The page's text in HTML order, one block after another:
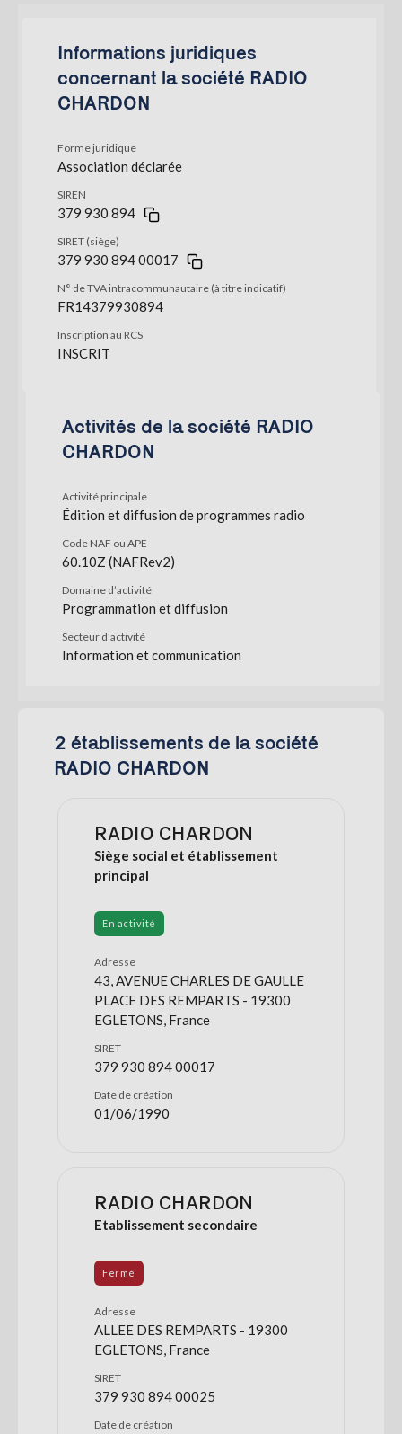
Informations juridiques
concernant la société RADIO
CHARDON
Forme juridique
Association déclarée
SIREN
379 930 894
SIRET (siège)
379 930 894 00017
N° de TVA intracommunautaire (à titre indicatif)
FR14379930894
Inscription au RCS
INSCRIT
Activités de la société RADIO
CHARDON
Activité principale
Édition et diffusion de programmes radio
Code NAF ou APE
60.10Z (NAFRev2)
Domaine d’activité
Programmation et diffusion
Secteur d’activité
Information et communication
2 établissements de la société
RADIO CHARDON
RADIO CHARDON
Siège social et établissement
principal
En activité
Adresse
43, AVENUE CHARLES DE GAULLE
PLACE DES REMPARTS - 19300
EGLETONS, France
SIRET
379 930 894 00017
Date de création
01/06/1990
RADIO CHARDON
Etablissement secondaire
Fermé
Adresse
ALLEE DES REMPARTS - 19300
EGLETONS, France
SIRET
379 930 894 00025
Date de création